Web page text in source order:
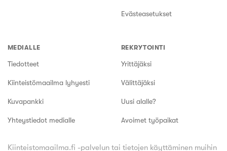
Evästeasetukset
MEDIALLE
Tiedotteet
Kiinteistömaailma lyhyesti
Kuvapankki
Yhteystiedot medialle
REKRYTOINTI
Yrittäjäksi
Välittäjäksi
Uusi alalle?
Avoimet työpaikat
Kiinteistomaailma.fi -palvelun tai tietojen käyttäminen muihin